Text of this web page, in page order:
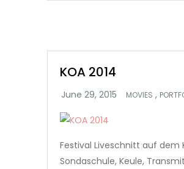
KOA 2014
MOVIES ,
Festival Liveschnitt auf dem
Sondaschule, Keule,